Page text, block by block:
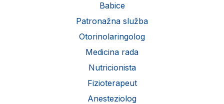
Babice
Patronažna služba
Otorinolaringolog
Medicina rada
Nutricionista
Fizioterapeut
Anesteziolog